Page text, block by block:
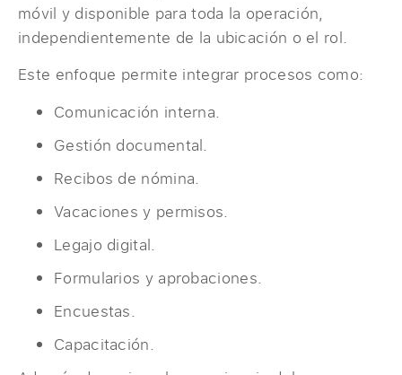
móvil y disponible para toda la operación,
independientemente de la ubicación o el rol.
Este enfoque permite integrar procesos como:
Comunicación interna.
Gestión documental.
Recibos de nómina.
Vacaciones y permisos.
Legajo digital.
Formularios y aprobaciones.
Encuestas.
Capacitación.